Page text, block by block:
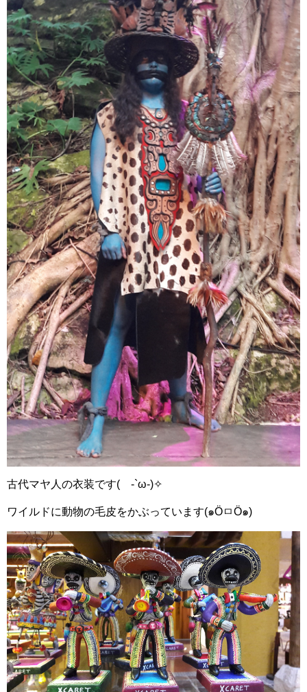
古代マヤ人の衣装です( -`ω-)✧
ワイルドに動物の毛皮をかぶっています(๑ÖㅁÖ๑)